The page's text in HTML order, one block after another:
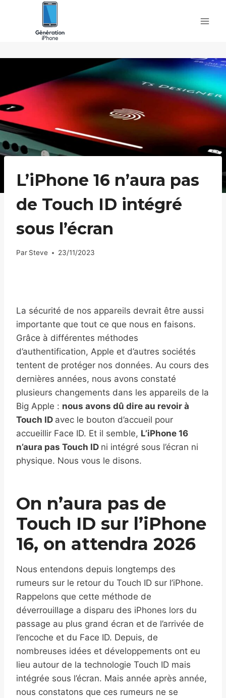
L’iPhone 16 n’aura pas
de Touch ID intégré
sous l’écran
Par Steve 23/11/2023
La sécurité de nos appareils devrait être aussi
importante que tout ce que nous en faisons.
Grâce à différentes méthodes
d’authentification, Apple et d’autres sociétés
tentent de protéger nos données. Au cours des
dernières années, nous avons constaté
plusieurs changements dans les appareils de la
Big Apple : nous avons dû dire au revoir à
Touch ID avec le bouton d’accueil pour
accueillir Face ID. Et il semble, L’iPhone 16
n’aura pas Touch ID ni intégré sous l’écran ni
physique. Nous vous le disons.
On n’aura pas de
Touch ID sur l’iPhone
16, on attendra 2026
Nous entendons depuis longtemps des
rumeurs sur le retour du Touch ID sur l’iPhone.
Rappelons que cette méthode de
déverrouillage a disparu des iPhones lors du
passage au plus grand écran et de l’arrivée de
l’encoche et du Face ID. Depuis, de
nombreuses idées et développements ont eu
lieu autour de la technologie Touch ID mais
intégrée sous l’écran. Mais année après année,
nous constatons que ces rumeurs ne se